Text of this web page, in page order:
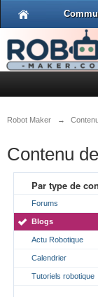
Robot Maker →
Contenu
Par type de
Forums
Blogs
Actu Robotique
Calendrier
Tutoriels robotique